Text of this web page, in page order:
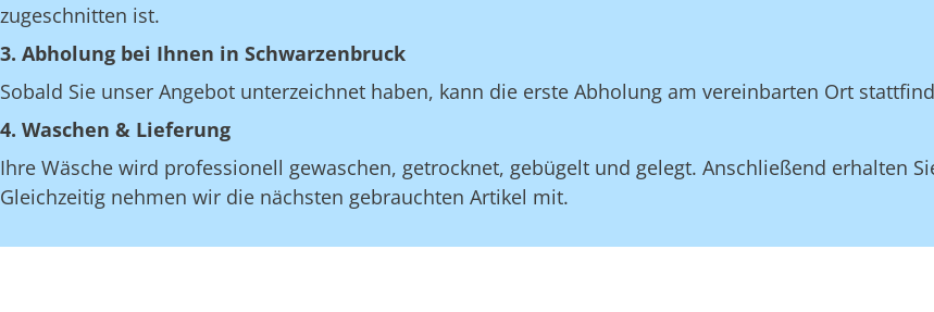
zugeschnitten ist.
3. Abholung bei Ihnen in Schwarzenbruck
Sobald Sie unser Angebot unterzeichnet haben, kann die erste Abholung am vereinbarten Ort
4. Waschen & Lieferung
Ihre Wäsche wird professionell gewaschen, getrocknet, gebügelt und gelegt. Anschließend erhalten
Gleichzeitig nehmen wir die nächsten gebrauchten Artikel mit.